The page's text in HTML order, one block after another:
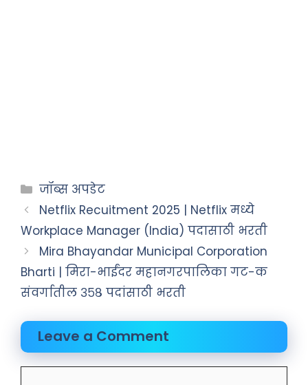
जॉब्स अपडेट
Netflix Recuitment 2025 | Netflix मध्ये
Workplace Manager (India) पदासाठी भरती
Mira Bhayandar Municipal Corporation
Bharti | मिरा-भाईंदर महानगरपालिका गट-क
संवर्गातील ३५८ पदांसाठी भरती
Leave a Comment